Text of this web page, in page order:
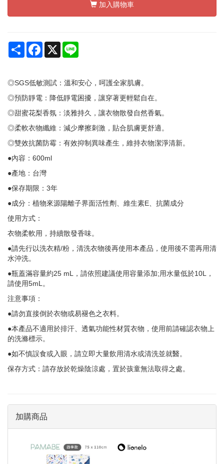
加入購物車
Share Facebook
X
◎SGS低敏測試：溫和安心，呵護全家肌膚。
◎預防靜電：降低靜電困擾，讓穿著更輕鬆自在。
◎甜蜜花梨香氛：淡雅持久，讓衣物散發自然香氣。
◎柔軟衣物纖維：減少摩擦刺激，貼合肌膚更舒適。
◎雙效抗菌防霉：有效抑制異味產生，維持衣物潔淨清新。
●內容：600ml
●產地：台灣
●保存期限：3年
●成分：植物來源陽離子界面活性劑、維生素E、抗菌成分
使用方式：
衣物柔軟用，持續散發香味。
●請先行以洗衣精/粉，清洗衣物後再使用本產品，使用後不需再用清
水沖洗。
●瓶蓋滿容量約25 mL，請依照建議使用容量添加;用水量低於10L，
請使用5mL。
注意事項：
●請勿直接倒於衣物或易褪色之衣料。
●本產品不適用於排汗、透氣功能性材質衣物，使用前請確認衣物上
的洗滌標示。
●如不慎誤食或入眼，請立即大量飲用清水或清洗並就醫。
保存方式：請存放於乾燥陰涼處，置於孩童無法取得之處。
加購商品